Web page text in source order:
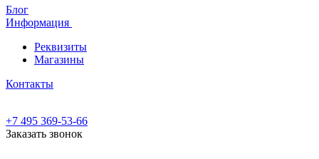
Блог
Информация
Реквизиты
Магазины
Контакты
+7 495 369-53-66
Заказать звонок